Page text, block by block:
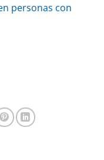
personas con